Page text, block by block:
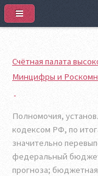
Счётная палата
Минцифры и
Полномочия,
кодексом РФ, по
значительно
федеральный
прогноза;